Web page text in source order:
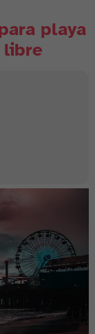
playa
libre